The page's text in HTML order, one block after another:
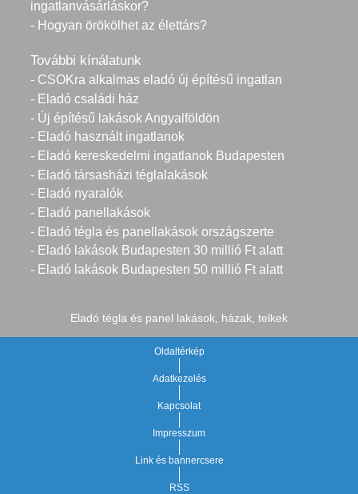
ingatlanvásárláskor?
- Hogyan örökölhet az élettárs?
További kínálatunk
- CSOKra alkalmas eladó új építésű ingatlan
- Eladó családi ház
- Új építésű lakások Angyalföldön
- Eladó használt ingatlanok
- Eladó kereskedelmi ingatlanok Budapesten
- Eladó társasházi téglalakások
- Eladó nyaralók
- Eladó panellakások
- Eladó tégla és panellakások országszerte
- Eladó lakások Budapesten 30 millió Ft alatt
- Eladó lakások Budapesten 50 millió Ft alatt
Eladó tégla és panel lakások, házak, telkek
Oldaltérkép
Adatkezelés
Kapcsolat
Impresszum
Link és bannercsere
RSS